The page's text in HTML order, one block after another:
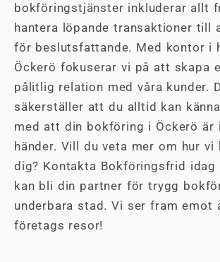
bokföringstjänster inkluderar allt
hantera löpande transaktioner till
för beslutsfattande. Med kontor i
Öckerö fokuserar vi på att skapa
pålitlig relation med våra kunder.
säkerställer att du alltid kan
med att din bokföring i Öckerö är
händer. Vill du veta mer om hur vi
dig? Kontakta Bokföringsfrid idag
kan bli din partner för trygg
underbara stad. Vi ser fram emot
företags resor!